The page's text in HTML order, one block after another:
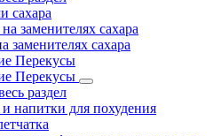
сахара
заменителях сахара
заменителях сахара
Перекусы
Перекусы
раздел
напитки для похудения